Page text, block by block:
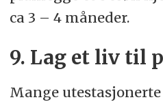
ca 3 – 4 måneder.
9. Lag et liv til
Mange